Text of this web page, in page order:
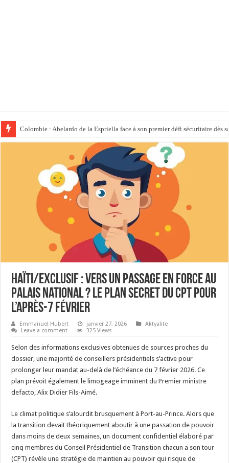
Colombie : Abelardo de la Espriella face à son premier défi sécuritaire dès
Politique : Donald Trump place son ex-avocat au sommet du système
Haïti/Exclusif : Vers un passage en force au
Palais National ? Le plan secret du CPT pour
l’après-7 février
Emmanuel Hubert janvier 27, 2026
Aktyalite
Leave a comment
325 Views
​Selon des informations exclusives obtenues de sources proches du
dossier, une majorité de conseillers présidentiels s’active pour
prolonger leur mandat au-delà de l’échéance du 7 février 2026. Ce
plan prévoit également le limogeage imminent du Premier ministre
defacto, Alix Didier Fils-Aimé.
​Le climat politique s’alourdit brusquement à Port-au-Prince. Alors que
la transition devait théoriquement aboutir à une passation de pouvoir
dans moins de deux semaines, un document confidentiel élaboré par
cinq membres du Conseil Présidentiel de Transition chacun a son tour
(CPT) révèle une stratégie de maintien au pouvoir qui risque de